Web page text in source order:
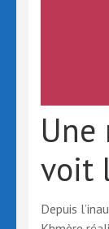
Une
voit
Depuis